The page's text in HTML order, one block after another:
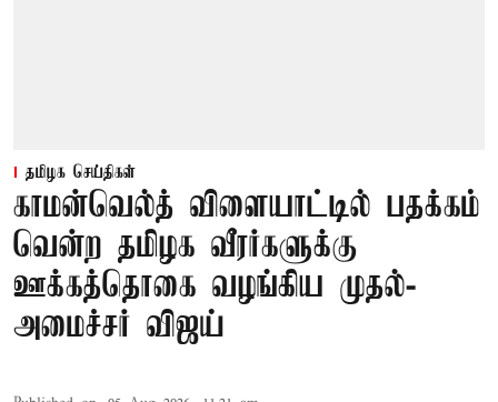
தமிழக செய்திகள்
காமன்வெல்த் விளையாட்டில் பதக்கம்
வென்ற தமிழக வீரர்களுக்கு
ஊக்கத்தொகை வழங்கிய முதல்-
அமைச்சர் விஜய்